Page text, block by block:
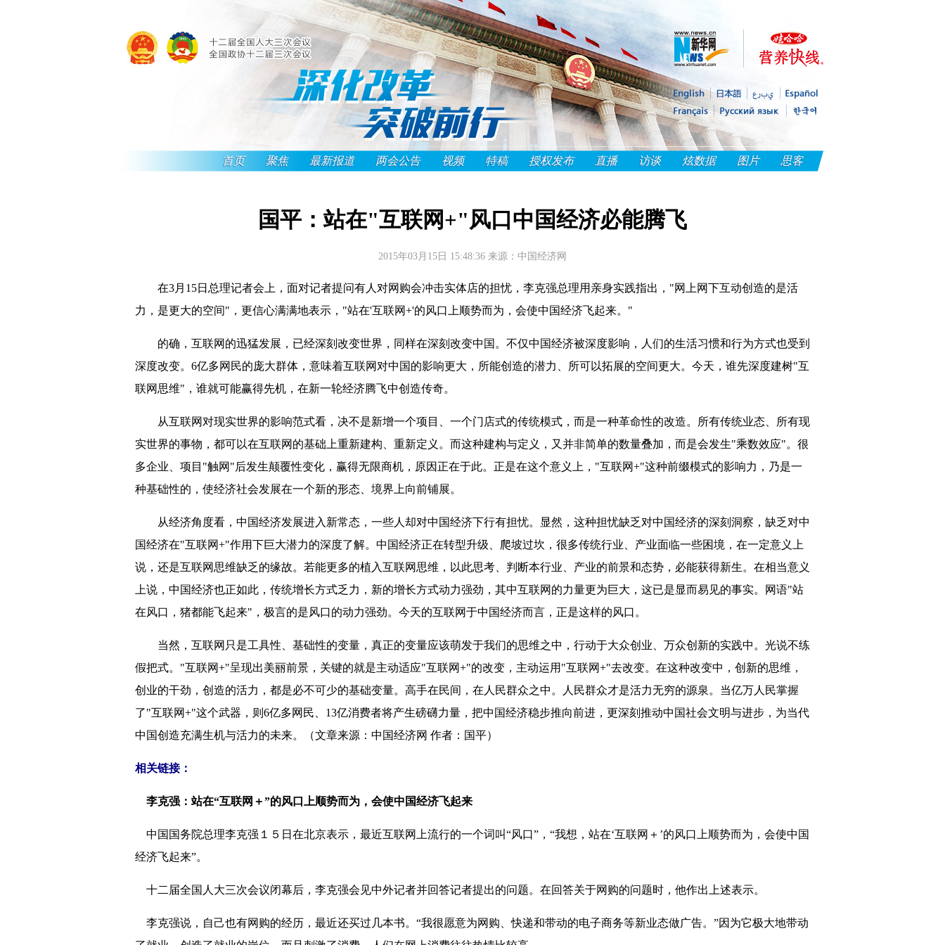
首页 聚焦 最新报道 两会公告 视频 特稿 授权发布 直播 访谈 炫数据 图片 思客
国平：站在"互联网+"风口中国经济必能腾飞
2015年03月15日 15:48:36 来源：中国经济网
在3月15日总理记者会上，面对记者提问有人对网购会冲击实体店的担忧，李克强总理用亲身实践指出，"网上网下互动创造的是活
力，是更大的空间"，更信心满满地表示，"站在'互联网+'的风口上顺势而为，会使中国经济飞起来。"
的确，互联网的迅猛发展，已经深刻改变世界，同样在深刻改变中国。不仅中国经济被深度影响，人们的生活习惯和行为方式也受到
深度改变。6亿多网民的庞大群体，意味着互联网对中国的影响更大，所能创造的潜力、所可以拓展的空间更大。今天，谁先深度建树"互
联网思维"，谁就可能赢得先机，在新一轮经济腾飞中创造传奇。
从互联网对现实世界的影响范式看，决不是新增一个项目、一个门店式的传统模式，而是一种革命性的改造。所有传统业态、所有现
实世界的事物，都可以在互联网的基础上重新建构、重新定义。而这种建构与定义，又并非简单的数量叠加，而是会发生"乘数效应"。很
多企业、项目"触网"后发生颠覆性变化，赢得无限商机，原因正在于此。正是在这个意义上，"互联网+"这种前缀模式的影响力，乃是一
种基础性的，使经济社会发展在一个新的形态、境界上向前铺展。
从经济角度看，中国经济发展进入新常态，一些人却对中国经济下行有担忧。显然，这种担忧缺乏对中国经济的深刻洞察，缺乏对中
国经济在"互联网+"作用下巨大潜力的深度了解。中国经济正在转型升级、爬坡过坎，很多传统行业、产业面临一些困境，在一定意义上
说，还是互联网思维缺乏的缘故。若能更多的植入互联网思维，以此思考、判断本行业、产业的前景和态势，必能获得新生。在相当意义
上说，中国经济也正如此，传统增长方式乏力，新的增长方式动力强劲，其中互联网的力量更为巨大，这已是显而易见的事实。网语"站
在风口，猪都能飞起来"，极言的是风口的动力强劲。今天的互联网于中国经济而言，正是这样的风口。
当然，互联网只是工具性、基础性的变量，真正的变量应该萌发于我们的思维之中，行动于大众创业、万众创新的实践中。光说不练
假把式。"互联网+"呈现出美丽前景，关键的就是主动适应"互联网+"的改变，主动运用"互联网+"去改变。在这种改变中，创新的思维，
创业的干劲，创造的活力，都是必不可少的基础变量。高手在民间，在人民群众之中。人民群众才是活力无穷的源泉。当亿万人民掌握
了"互联网+"这个武器，则6亿多网民、13亿消费者将产生磅礴力量，把中国经济稳步推向前进，更深刻推动中国社会文明与进步，为当代
中国创造充满生机与活力的未来。（文章来源：中国经济网 作者：国平）
相关链接：
李克强：站在“互联网＋”的风口上顺势而为，会使中国经济飞起来
中国国务院总理李克强１５日在北京表示，最近互联网上流行的一个词叫“风口”，“我想，站在‘互联网＋’的风口上顺势而为，会使中国
经济飞起来”。
十二届全国人大三次会议闭幕后，李克强会见中外记者并回答记者提出的问题。在回答关于网购的问题时，他作出上述表示。
李克强说，自己也有网购的经历，最近还买过几本书。“我很愿意为网购、快递和带动的电子商务等新业态做广告。”因为它极大地带动